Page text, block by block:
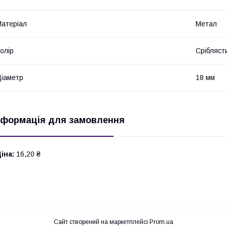
Метал
18 мм
для замовлення
16,20 ₴
Сайт створений на маркетплейсі Prom.ua